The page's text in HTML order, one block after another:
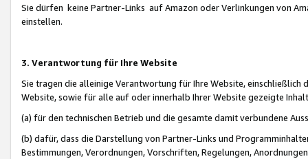
Sie dürfen keine Partner-Links auf Amazon oder Verlinkungen von
einstellen.
3. Verantwortung für Ihre Website
Sie tragen die alleinige Verantwortung für Ihre Website,
Website, sowie für alle auf oder innerhalb Ihrer Website gezeigte
(a) für den technischen Betrieb und die gesamte damit verbundene
(b) dafür, dass die Darstellung von Partner-Links und
Bestimmungen, Verordnungen, Vorschriften, Regelungen,